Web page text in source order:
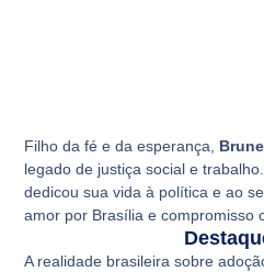
Filho da fé e da esperança,
legado de justiça social e
dedicou sua vida à política e ao
amor por Brasília e compromisso
A realidade brasileira sobre